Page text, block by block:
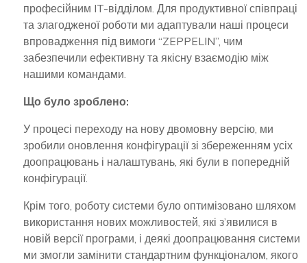
професійним IT-відділом. Для продуктивної співпраці
та злагодженої роботи ми адаптували наші процеси
впровадження під вимоги “ZEPPELIN”, чим
забезпечили ефективну та якісну взаємодію між
нашими командами.
Що було зроблено:
У процесі переходу на нову двомовну версію, ми
зробили оновлення конфігурації зі збереженням усіх
доопрацювань і налаштувань, які були в попередній
конфігурації.
Крім того, роботу системи було оптимізовано шляхом
використання нових можливостей, які з’явилися в
новій версії програми, і деякі доопрацювання системи
ми змогли замінити стандартним функціоналом, якого